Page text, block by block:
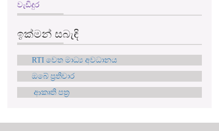
වැඩිදුර
ඉක්මන් සබැඳි
RTI වෙත මාධ්‍ය අවධානය
ඔබේ ප්‍රතිචාර
ආකෘති පත්‍ර